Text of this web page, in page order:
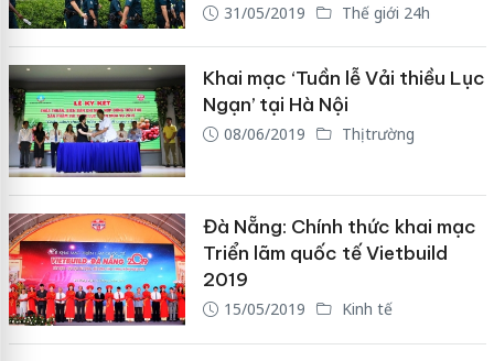
31/05/2019 Thế giới 24h
Khai mạc ‘Tuần lễ Vải thiều Lục
Ngạn’ tại Hà Nội
08/06/2019 Thị trường
Đà Nẵng: Chính thức khai mạc
Triển lãm quốc tế Vietbuild
2019
15/05/2019 Kinh tế